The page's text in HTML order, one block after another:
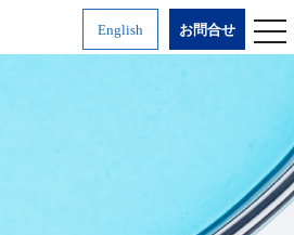
English お問合せ